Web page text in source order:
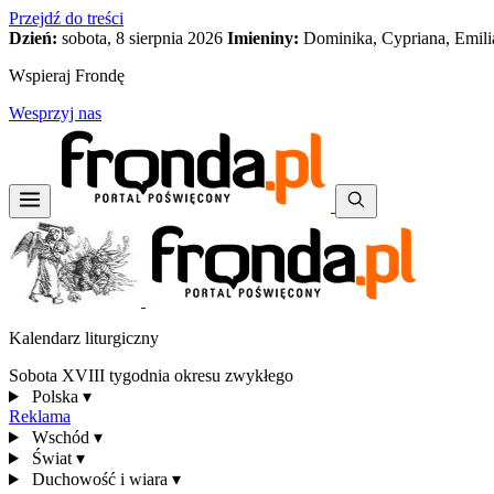
Przejdź do treści
Dzień: sobota, 8 sierpnia 2026 Imieniny: Dominika, Cypriana,
Wspieraj Frondę
Wesprzyj nas
Kalendarz liturgiczny
Sobota XVIII tygodnia okresu zwykłego
Polska ▾
Reklama
Wschód ▾
Świat ▾
Duchowość i wiara ▾